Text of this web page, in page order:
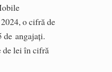
o cifră de
de angajați.
de lei în cifră